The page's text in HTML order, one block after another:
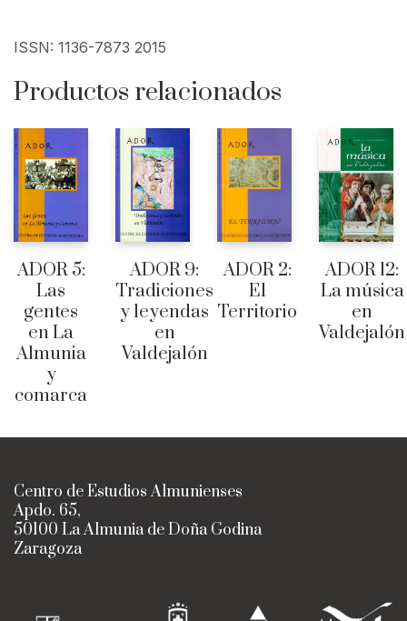
ISSN: 1136-7873 2015
Productos relacionados
ADOR 5:
Las
gentes
en La
Almunia
y
comarca
ADOR 9:
Tradiciones
y leyendas
en
Valdejalón
ADOR 2:
El
Territorio
ADOR 12:
La música
en
Valdejalón
Centro de Estudios Almunienses
Apdo. 65,
50100 La Almunia de Doña Godina
Zaragoza